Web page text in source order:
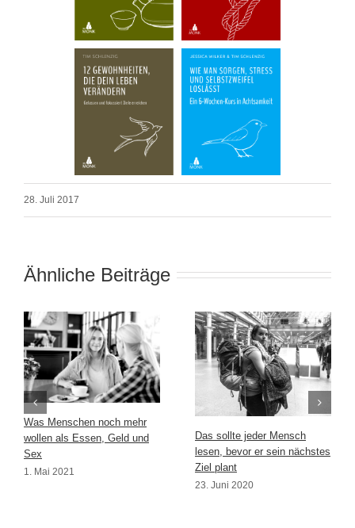
28. Juli 2017
Ähnliche Beiträge
Was Menschen noch mehr
wollen als Essen, Geld und
Sex
1. Mai 2021
Das sollte jeder Mensch
lesen, bevor er sein nächstes
Ziel plant
23. Juni 2020